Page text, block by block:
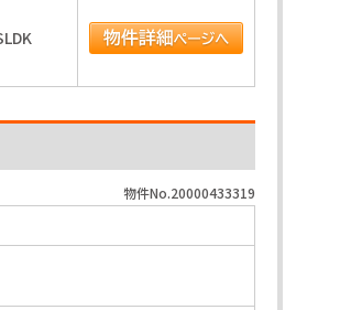
物件No.20000433319